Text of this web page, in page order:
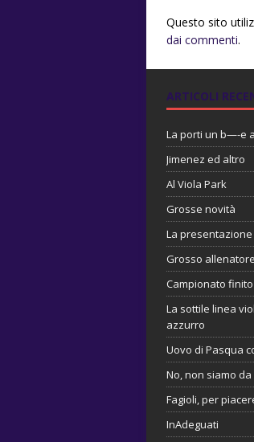
Questo sito
dai commenti.
ARTICOLI
La porti un b—-e
Jimenez ed altro
Al Viola Park
Grosse novità
La
Grosso allenatore
Campionato finito
La sottile linea
azzurro
Uovo di Pasqua
No, non siamo
Fagioli, per
InAdeguati